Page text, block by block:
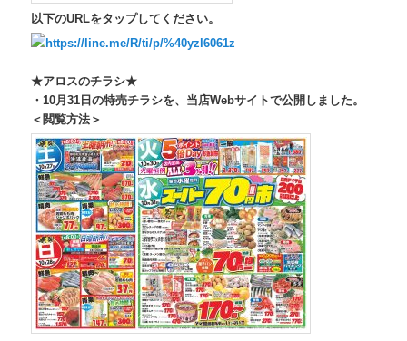
以下のURLをタップしてください。
https://line.me/R/ti/p/%40yzl6061z
★アロスのチラシ★
・10月31日の特売チラシを、 当店Webサイトで公開しました。
＜閲覧方法＞